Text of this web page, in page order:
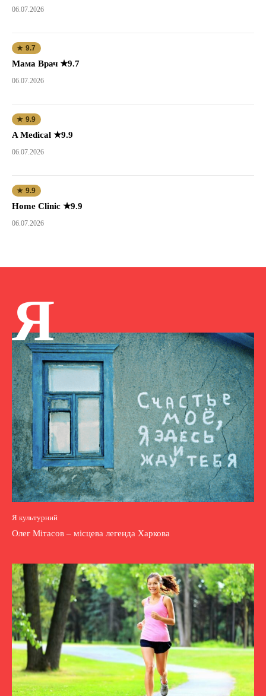
06.07.2026
★ 9.7
Мама Врач ★9.7
06.07.2026
★ 9.9
A Medical ★9.9
06.07.2026
★ 9.9
Home Clinic ★9.9
06.07.2026
Я
Я культурний
Олег Мітасов – місцева легенда Харкова